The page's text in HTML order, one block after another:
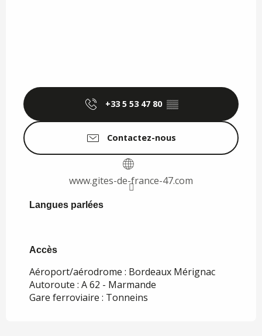
+33 5 53 47 80 ▒▒
Contactez-nous
www.gites-de-france-47.com
Langues parlées
Langues parlées
Accès
Accès
Aéroport/aérodrome : Bordeaux Mérignac
Autoroute : A 62 - Marmande
Gare ferroviaire : Tonneins